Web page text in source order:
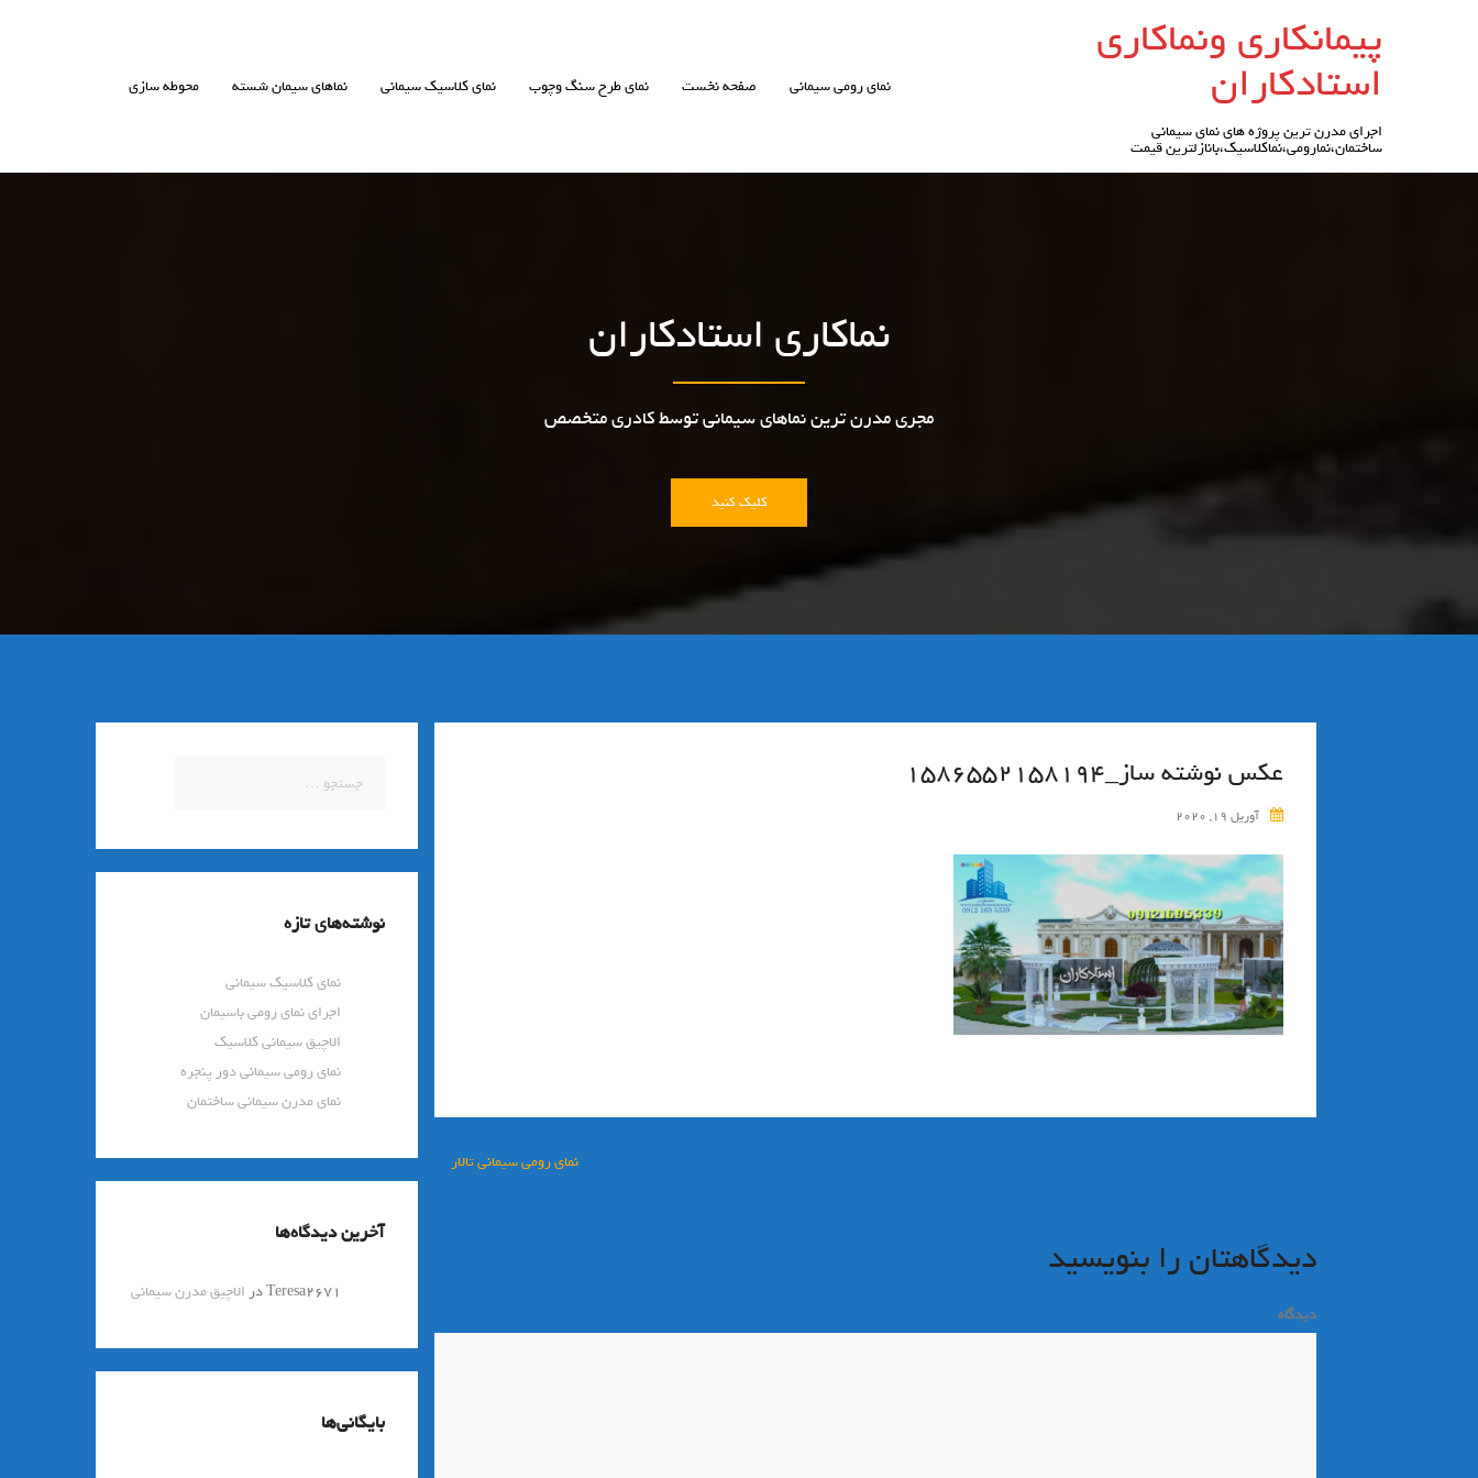
پیمانکاری ونماکاری
استادکاران
اجرای مدرن ترین پروژه های نمای سیمانی
ساختمان،نمارومی،نماکلاسیک،بانازلترین قیمت
نمای رومی سیمانی صفحه نخست نمای طرح سنگ وچوب نمای کلاسیک سیمانی نماهای سیمان شسته محوطه سازی
نماکاری استادکاران
مجری مدرن ترین نماهای سیمانی توسط کادری متخصص
کلیک کنید
عکس نوشته ساز_۱۵۸۶۵۵۲۱۵۸۱۹۴
آوریل 19, 2020
نمای رومی سیمانی تالار
دیدگاهتان را بنویسید
دیدگاه
برای:
نوشته‌های تازه
نمای کلاسیک سیمانی
اجرای نمای رومی باسیمان
الاچیق سیمانی کلاسیک
نمای رومی سیمانی دور پنجره
نمای مدرن سیمانی ساختمان
آخرین دیدگاه‌ها
Teresa2671در الاچیق مدرن سیمانی
بایگانی‌ها